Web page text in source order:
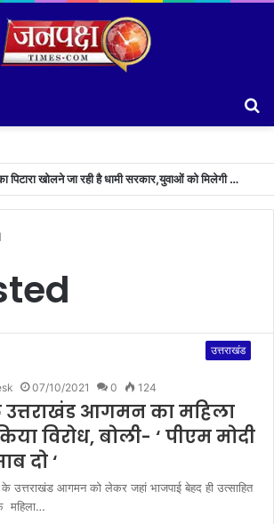
चुनावी साल में भर्ती का पिटारा खोलने जा रही है धामी सरकार,युवाओं को मिलेगी 34 हजार रिकॉर्ड भर्तियों की सौगात
उत्तराखंड
07/10/2021 0 124
उत्तराखंड आगमन का महिला
विरोध, बोली- ‘ पीएम मोदी
दो ‘
के उत्तराखंड आगमन को लेकर जहां भाजपाई बेहद ही उत्साहित
महिला…